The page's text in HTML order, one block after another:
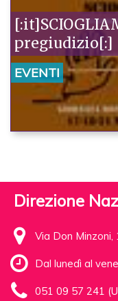
pregiudizio[:]
EVENTI
Direzione
Via Don
Dal lunedì al
051 09 57 241